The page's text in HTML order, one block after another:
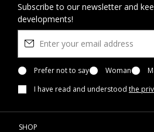
Subscribe to our newsletter and
developments!
Prefer not to say Woman
I have read and understood the
SHOP